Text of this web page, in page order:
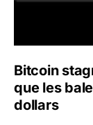
Bitcoin
que les
dollars